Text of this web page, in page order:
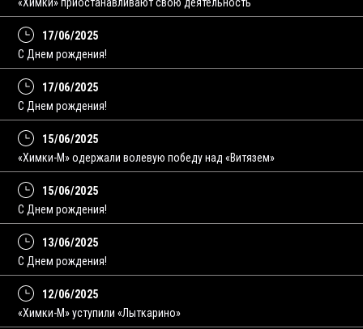
17/06/2025
С Днем рождения!
17/06/2025
С Днем рождения!
15/06/2025
«Химки-М» одержали волевую победу над «Витязем»
15/06/2025
С Днем рождения!
13/06/2025
C Днем рождения!
12/06/2025
«Химки-М» уступили «Лыткарино»